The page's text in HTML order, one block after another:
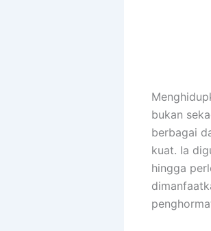
bukan
berbagai
kuat. Ia
hingga